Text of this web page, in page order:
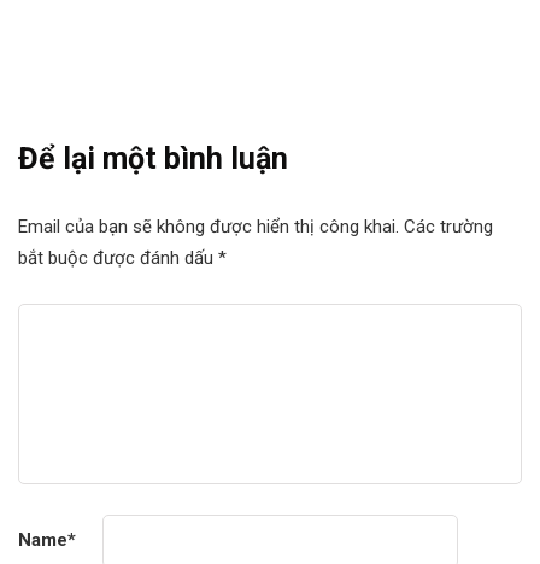
Để lại một bình luận
Email của bạn sẽ không được hiển thị công khai. Các trường
bắt buộc được đánh dấu *
Name*